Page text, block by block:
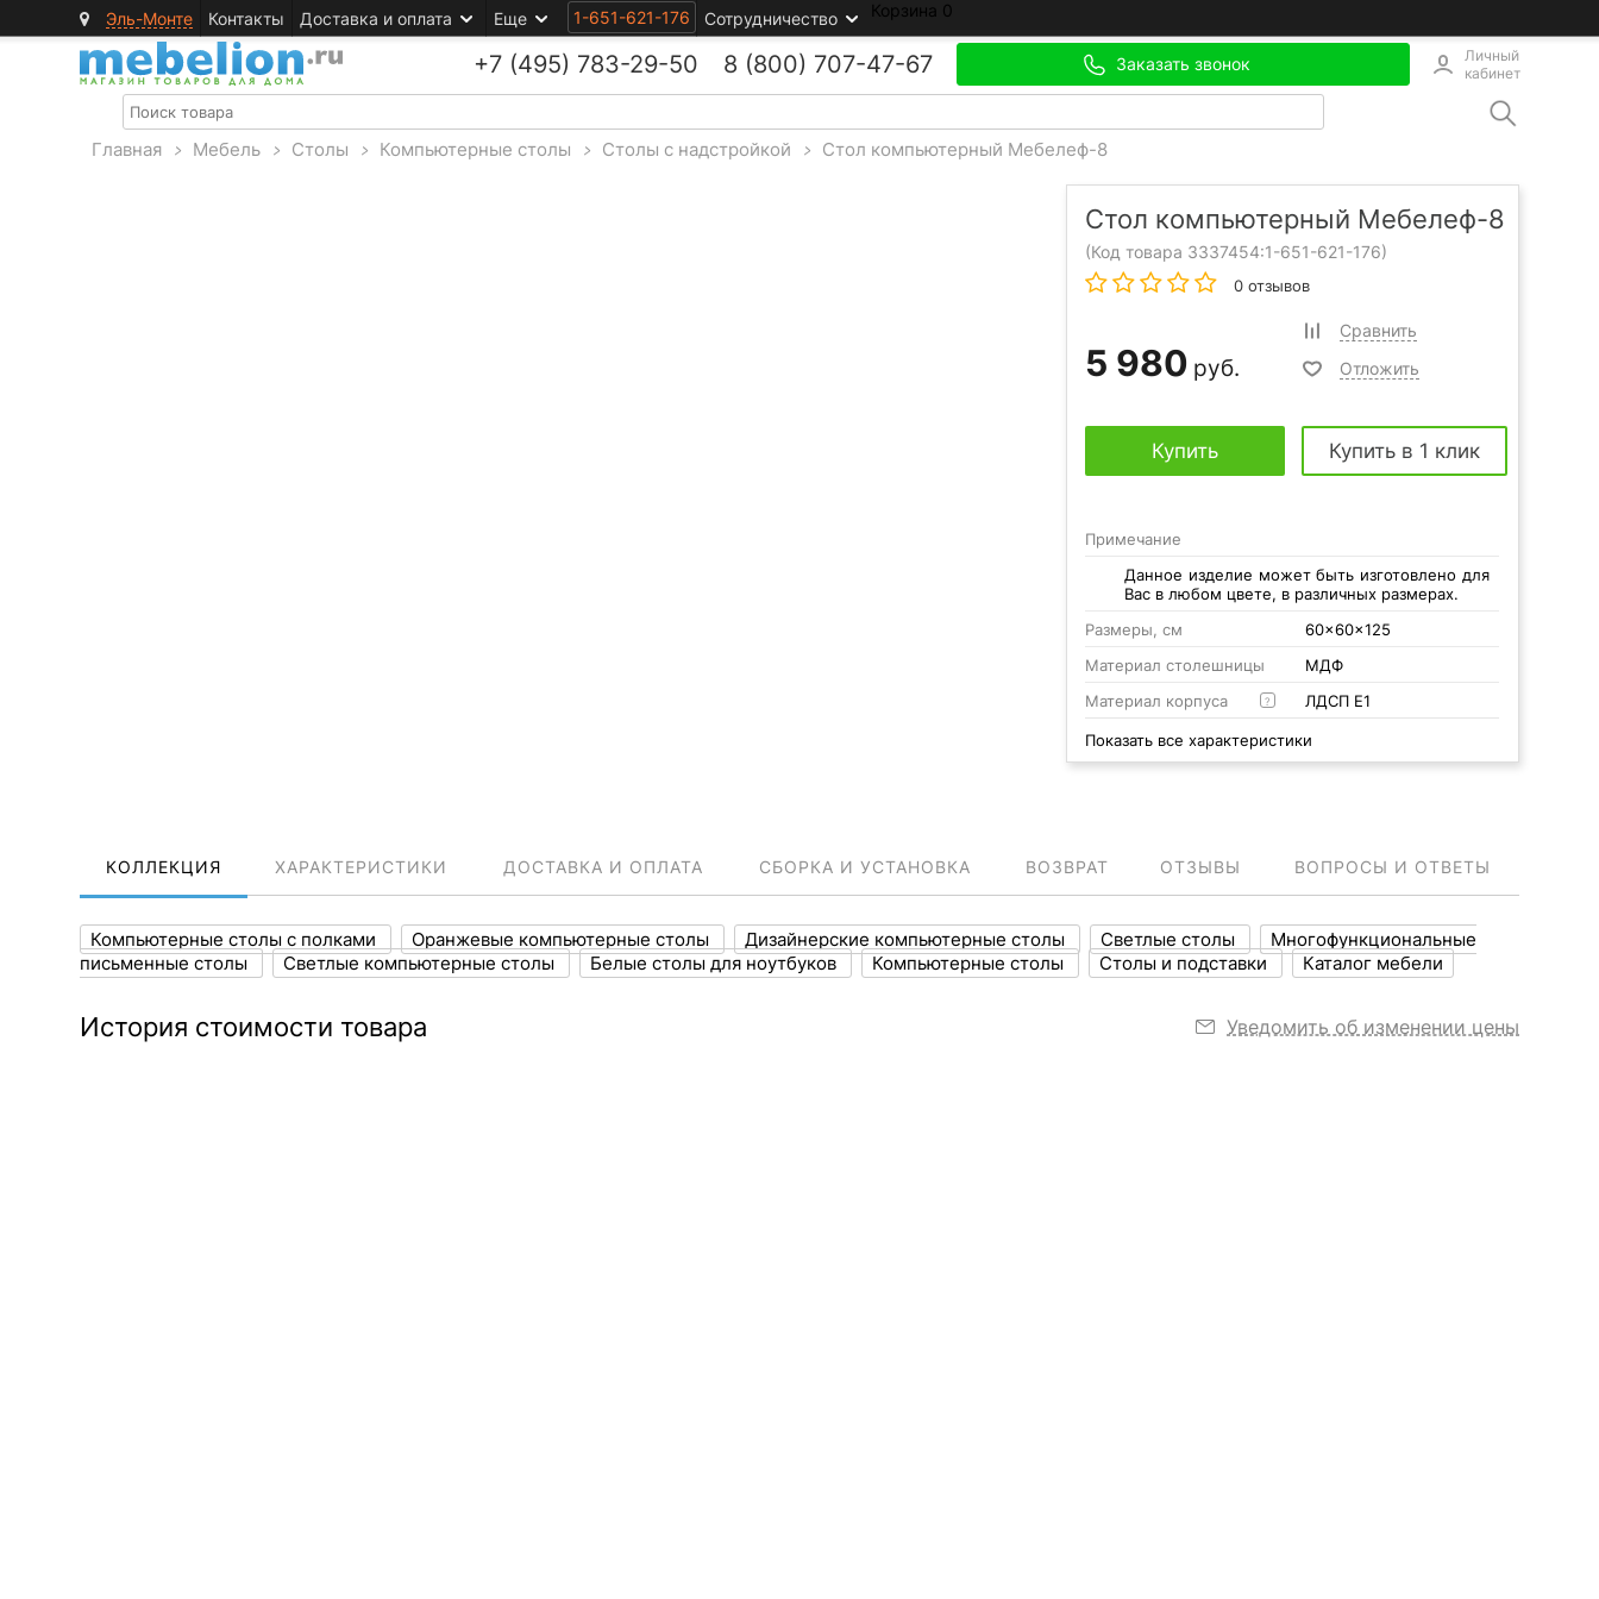
Эль-Монте Контакты Доставка и оплата Еще 1-651-621-176 Сотрудничество Корзина 0
+7 (495) 783-29-50 8 (800) 707-47-67 Заказать звонок
Личный
кабинет
Главная > Мебель > Столы > Компьютерные столы > Столы с надстройкой > Стол компьютерный Мебелеф-8
Стол компьютерный Мебелеф-8
(Код товара 3337454:1-651-621-176)
0 отзывов
5 980 руб.
Сравнить
Отложить
Купить Купить в 1 клик
Примечание
Данное изделие может быть изготовлено для
Вас в любом цвете, в различных размерах.
Размеры, см
60x60x125
Материал столешницы
МДФ
Материал корпуса
? ЛДСП Е1
Показать все характеристики
КОЛЛЕКЦИЯ ХАРАКТЕРИСТИКИ ДОСТАВКА И ОПЛАТА СБОРКА И УСТАНОВКА ВОЗВРАТ ОТЗЫВЫ ВОПРОСЫ И ОТВЕТЫ
Компьютерные столы с полками Оранжевые компьютерные столы Дизайнерские компьютерные столы Светлые столы
Многофункциональные
письменные столы
Светлые компьютерные столы Белые столы для ноутбуков Компьютерные столы Столы и подставки Каталог мебели
История стоимости товара Уведомить об изменении цены